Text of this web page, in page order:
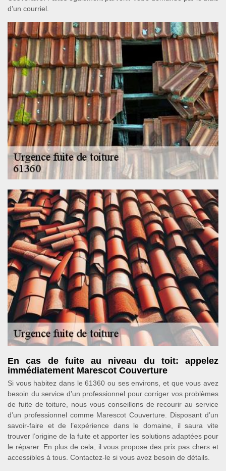
d’un courriel.
En cas de fuite au niveau du toit: appelez
immédiatement Marescot Couverture
Si vous habitez dans le 61360 ou ses environs, et que vous avez
besoin du service d’un professionnel pour corriger vos problèmes
de fuite de toiture, nous vous conseillons de recourir au service
d’un professionnel comme Marescot Couverture. Disposant d’un
savoir-faire et de l’expérience dans le domaine, il saura vite
trouver l’origine de la fuite et apporter les solutions adaptées pour
le réparer. En plus de cela, il vous propose des prix pas chers et
accessibles à tous. Contactez-le si vous avez besoin de détails.